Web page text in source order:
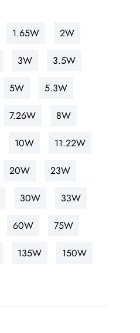
1.65W 2W
3W 3.5W
5W 5.3W
7.26W 8W
10W 11.22W
20W 23W
30W 33W
60W 75W
135W 150W